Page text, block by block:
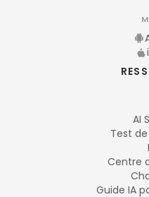
AI
Test
Centre
Guide IA